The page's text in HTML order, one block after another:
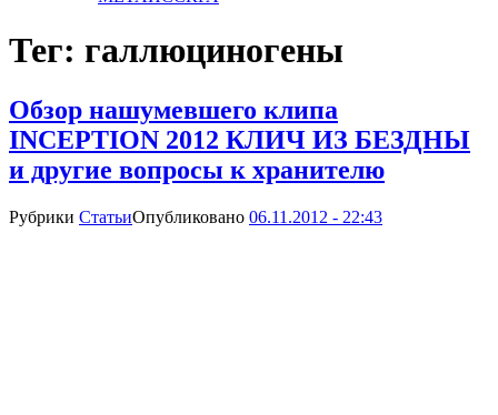
Тег: галлюциногены
Обзор нашумевшего клипа
INCEPTION 2012 КЛИЧ ИЗ БЕЗДНЫ
и другие вопросы к хранителю
Рубрики СтатьиОпубликовано 06.11.2012 - 22:43